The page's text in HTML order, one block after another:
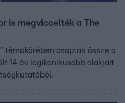
is megviccelték a The
témakörében csaptak össze a
14 év legikonikusabb alakjait